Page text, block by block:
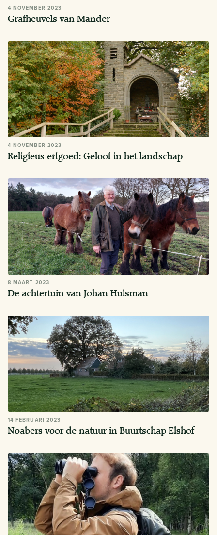
4 NOVEMBER 2023
Grafheuvels van Mander
4 NOVEMBER 2023
Religieus erfgoed: Geloof in het landschap
8 MAART 2023
De achtertuin van Johan Hulsman
14 FEBRUARI 2023
Noabers voor de natuur in Buurtschap Elshof